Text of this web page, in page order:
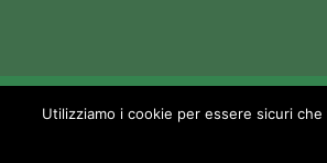
Utilizziamo i cookie per essere sicuri